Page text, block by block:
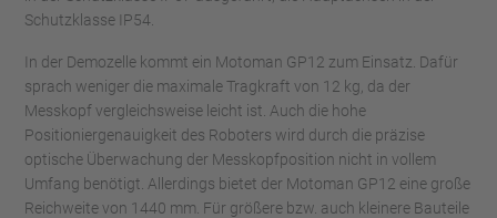
Schutzklasse IP54.
In der Demozelle kommt ein Motoman GP12 zum Einsatz. Dafür
sprach weniger die maximale Tragkraft von 12 kg, da der
Messkopf vergleichsweise leicht ist. Auch die hohe
Positioniergenauigkeit des Roboters wird durch die präzise
optische Überwachung der Messkopfposition nicht in vollem
Umfang benötigt. Allerdings bietet der Motoman GP12 eine große
Reichweite von 1440 mm. Für größere bzw. auch kleinere Bauteile